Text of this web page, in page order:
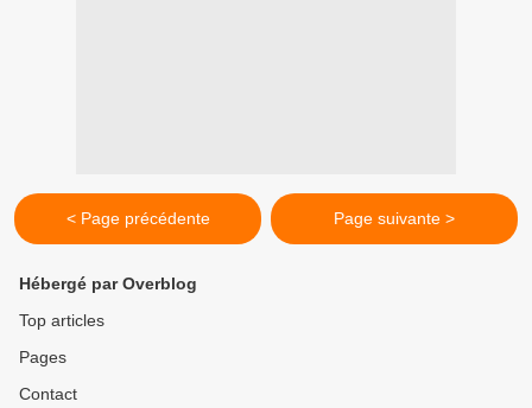
< Page précédente Page suivante >
Hébergé par Overblog
Top articles
Pages
Contact